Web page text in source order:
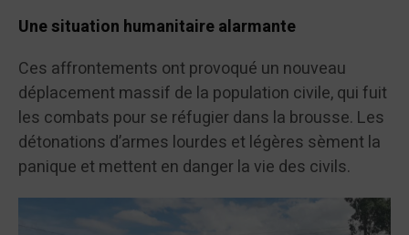
Une situation humanitaire alarmante
Ces affrontements ont provoqué un nouveau
déplacement massif de la population civile, qui fuit
les combats pour se réfugier dans la brousse. Les
détonations d’armes lourdes et légères sèment la
panique et mettent en danger la vie des civils.